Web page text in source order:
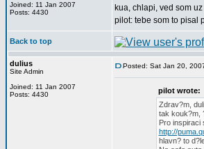
Joined: 11 Jan 2007
Posts: 4430
kua, chlapi, ved som
pilot: tebe som to pisal
Back to top
dulius
Site Admin
Joined: 11 Jan 2007
Posts: 4430
Posted: Sat Jan 20,
pilot wrote:
Zdrav?m,
tak kouk?m,
Pro inspiraci
http://
hlavn? to